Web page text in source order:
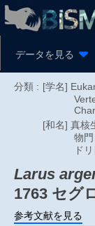
データを見る
分類 : [学名]
[和名] 真核
物
ド
Larus
1763 セグ
参考文献を見る